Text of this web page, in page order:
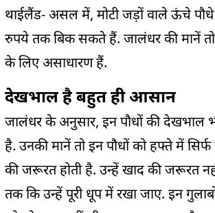
थाईलैंड- असल में, मोटी जड़ों वाले ऊंचे
रुपये तक बिक सकते हैं. जालंधर की मानें तो
के लिए असाधारण हैं.
देखभाल है बहुत ही आसान
जालंधर के अनुसार, इन पौधों की देखभाल
है. उनकी मानें तो इन पौधों को हफ्ते में सिर्फ
की जरूरत होती है. उन्हें खाद की जरूरत
तक कि उन्हें पूरी धूप में रखा जाए. इन गुलाबों